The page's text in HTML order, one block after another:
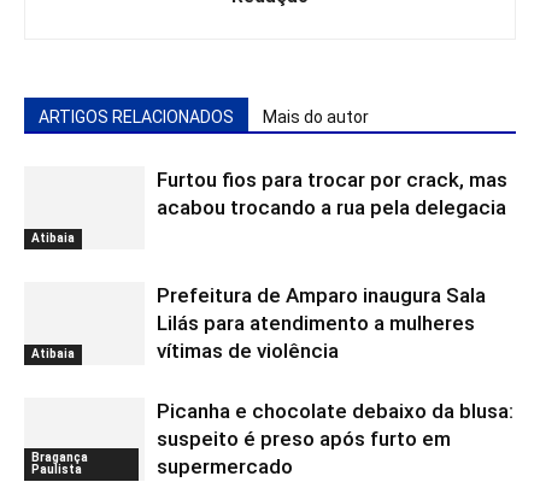
ARTIGOS RELACIONADOS Mais do autor
Atibaia
Furtou fios para trocar por crack, mas
acabou trocando a rua pela delegacia
Atibaia
Prefeitura de Amparo inaugura Sala
Lilás para atendimento a mulheres
vítimas de violência
Bragança
Paulista
Picanha e chocolate debaixo da blusa:
suspeito é preso após furto em
supermercado